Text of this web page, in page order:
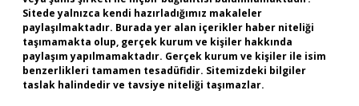
Sitede yalnızca kendi hazırladığımız makaleler
paylaşılmaktadır. Burada yer alan içerikler haber niteliği
taşımamakta olup, gerçek kurum ve kişiler hakkında
paylaşım yapılmamaktadır. Gerçek kurum ve kişiler ile isim
benzerlikleri tamamen tesadüfidir. Sitemizdeki bilgiler
taslak halindedir ve tavsiye niteliği taşımazlar.